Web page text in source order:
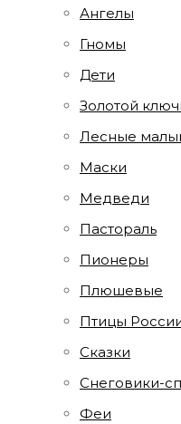
Ангелы
Гномы
Дети
Золотой
Лесные
Маски
Медведи
Пастораль
Пионеры
Плюшевые
Птицы
Сказки
Снеговики-
Феи